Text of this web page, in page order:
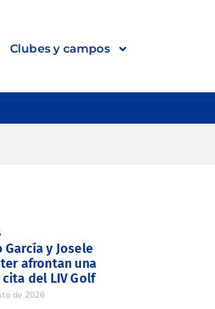
Clubes y campos
García y Josele
afrontan una
cita del LIV Golf
de 2026